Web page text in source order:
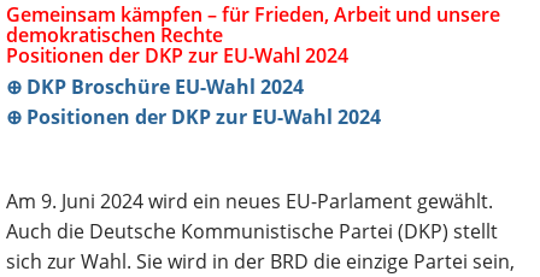
t
e
t
Gemeinsam kämpfen – für Frieden, Arbeit und unsere
demokratischen Rechte
Positionen der DKP zur EU-Wahl 2024
⊕ DKP Broschüre EU-Wahl 2024
⊕ Positionen der DKP zur EU-Wahl 2024
Am 9. Juni 2024 wird ein neues EU-Parlament gewählt.
Auch die Deutsche Kommunistische Partei (DKP) stellt
sich zur Wahl. Sie wird in der BRD die einzige Partei sein,